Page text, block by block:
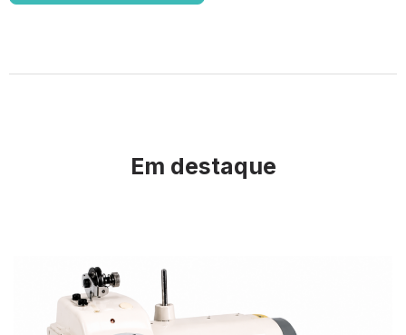
Em destaque